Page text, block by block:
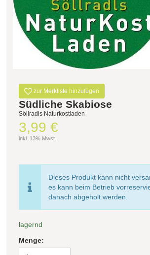
Söllradls Naturkostladen Detail
Stiftsgärtnerei Detail
Weinkellerei Stift
Kremsmünster
Detail
KATEGORIE
Filter zurücksetzen
zur Merkliste hinzufügen
Südliche Skabiose
Söllradls Naturkostladen
3,99 €
inkl. 13% Mwst.
Dieses Produkt kann nicht
es kann beim Betrieb
danach abgeholt werden.
lagernd
Menge: